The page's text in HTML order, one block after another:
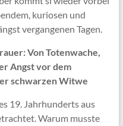
kuriosen und
vergangenen Tagen.
Von Totenwache,
Angst vor dem
schwarzen Witwe
19. Jahrhunderts aus
Warum musste